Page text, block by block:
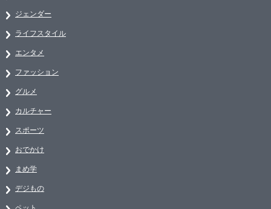
ジェンダー
ライフスタイル
エンタメ
ファッション
グルメ
カルチャー
スポーツ
おでかけ
まめ学
デジもの